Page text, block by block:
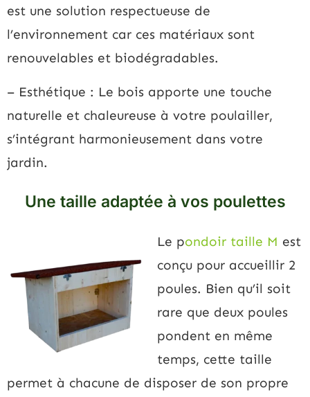
est une solution respectueuse de
l’environnement car ces matériaux sont
renouvelables et biodégradables.
– Esthétique : Le bois apporte une touche
naturelle et chaleureuse à votre poulailler,
s’intégrant harmonieusement dans votre
jardin.
Une taille adaptée à vos poulettes
Le pondoir taille M est
conçu pour accueillir 2
poules. Bien qu’il soit
rare que deux poules
pondent en même
temps, cette taille
permet à chacune de disposer de son propre